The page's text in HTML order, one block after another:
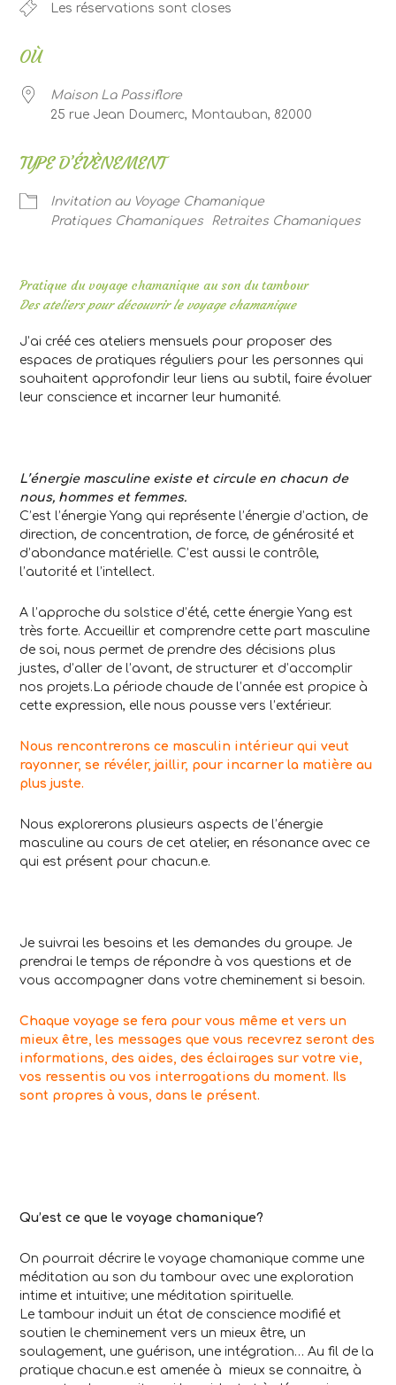
Les réservations sont closes
OÙ
Maison La Passiflore
25 rue Jean Doumerc, Montauban, 82000
TYPE D’ÉVÈNEMENT
Invitation au Voyage Chamanique
Pratiques Chamaniques
Retraites Chamaniques
Pratique du voyage chamanique au son du tambour
Des ateliers pour découvrir le voyage chamanique
J’ai créé ces ateliers mensuels pour proposer des
espaces de pratiques réguliers pour les personnes qui
souhaitent approfondir leur liens au subtil, faire évoluer
leur conscience et incarner leur humanité.
L’énergie masculine existe et circule en chacun de
nous, hommes et femmes.
C’est l’énergie Yang qui représente l’énergie d’action, de
direction, de concentration, de force, de générosité et
d’abondance matérielle. C’est aussi le contrôle,
l’autorité et l’intellect.
A l’approche du solstice d’été, cette énergie Yang est
très forte. Accueillir et comprendre cette part masculine
de soi, nous permet de prendre des décisions plus
justes, d’aller de l’avant, de structurer et d’accomplir
nos projets.La période chaude de l’année est propice à
cette expression, elle nous pousse vers l’extérieur.
Nous rencontrerons ce masculin intérieur qui veut
rayonner, se révéler, jaillir, pour incarner la matière au
plus juste.
Nous explorerons plusieurs aspects de l’énergie
masculine au cours de cet atelier, en résonance avec ce
qui est présent pour chacun.e.
Je suivrai les besoins et les demandes du groupe. Je
prendrai le temps de répondre à vos questions et de
vous accompagner dans votre cheminement si besoin.
Chaque voyage se fera pour vous même et vers un
mieux être, les messages que vous recevrez seront des
informations, des aides, des éclairages sur votre vie,
vos ressentis ou vos interrogations du moment. Ils
sont propres à vous, dans le présent.
Qu’est ce que le voyage chamanique?
On pourrait décrire le voyage chamanique comme une
méditation au son du tambour avec une exploration
intime et intuitive; une méditation spirituelle.
Le tambour induit un état de conscience modifié et
soutien le cheminement vers un mieux être, un
soulagement, une guérison, une intégration… Au fil de la
pratique chacun.e est amenée à mieux se connaitre, à